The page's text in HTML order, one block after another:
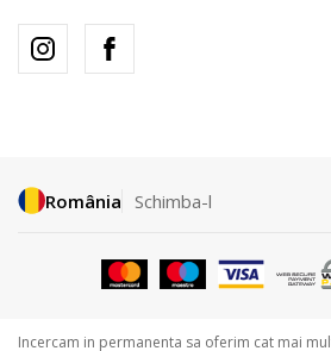
România Schimba-l
Incercam in permanenta sa oferim cat mai